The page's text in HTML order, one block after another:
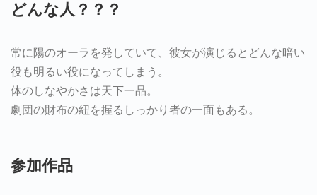
どんな人？？？
常に陽のオーラを発していて、彼女が演じるとどんな暗い
役も明るい役になってしまう。
体のしなやかさは天下一品。
劇団の財布の紐を握るしっかり者の一面もある。
参加作品